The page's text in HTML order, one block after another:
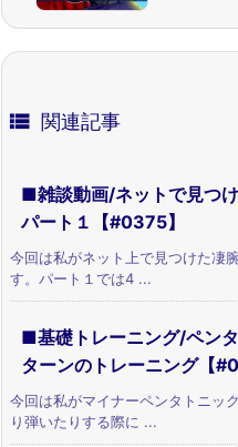
 関連記事
■雑談動画/ネットで見つ
パート１【#0375】
今回は私がネット上で見つけた凄
す。パート１では4 ...
■基礎トレーニング/ペン
ターンのトレーニング【
今回は私がマイナーペンタトニッ
り弾いたりする際に ...